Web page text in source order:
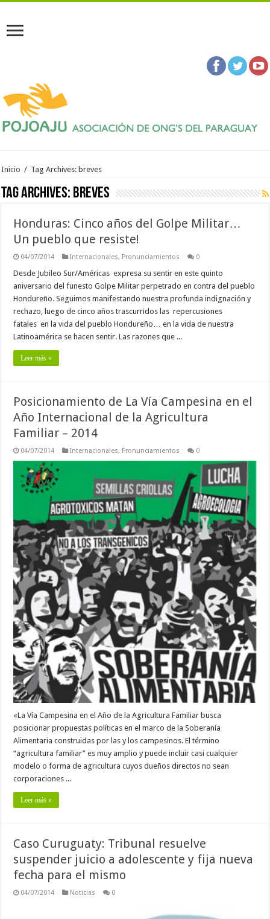
Inicio / Tag Archives: breves
Tag Archives: breves
Honduras: Cinco años del Golpe Militar…
Un pueblo que resiste!
04/07/2014 Internacionales, Pronunciamientos 0
Desde Jubileo Sur/Américas expresa su sentir en este quinto
aniversario del funesto Golpe Militar perpetrado en contra del pueblo
Hondureño. Seguimos manifestando nuestra profunda indignación y
rechazo, luego de cinco años trascurridos las repercusiones
fatales en la vida del pueblo Hondureño… en la vida de nuestra
Latinoamérica se hacen sentir. Las razones que ...
Leer más »
Posicionamiento de La Vía Campesina en el
Año Internacional de la Agricultura
Familiar – 2014
04/07/2014 Internacionales, Pronunciamientos 0
«La Vía Campesina en el Año de la Agricultura Familiar busca
posicionar propuestas políticas en el marco de la Soberanía
Alimentaria construidas por las y los campesinos. El término
“agricultura familiar” es muy amplio y puede incluir casi cualquier
modelo o forma de agricultura cuyos dueños directos no sean
corporaciones ...
Leer más »
Caso Curuguaty: Tribunal resuelve
suspender juicio a adolescente y fija nueva
fecha para el mismo
04/07/2014 Noticias 0